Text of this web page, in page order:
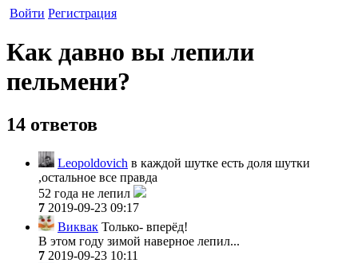
Войти Регистрация
Как давно вы лепили
пельмени?
14 ответов
Leopoldovich в каждой шутке есть доля шутки
,остальное все правда
52 года не лепил
7 2019-09-23 09:17
Виквак Только- вперёд!
В этом году зимой наверное лепил...
7 2019-09-23 10:11